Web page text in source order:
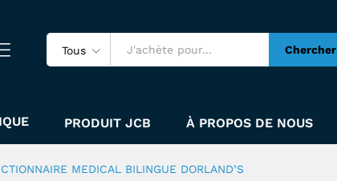
Tous Chercher
PRODUIT JCB À PROPOS DE NOUS
MEDICAL BILINGUE DORLAND’S
MEDICAL BILINGUE DORLAND'S